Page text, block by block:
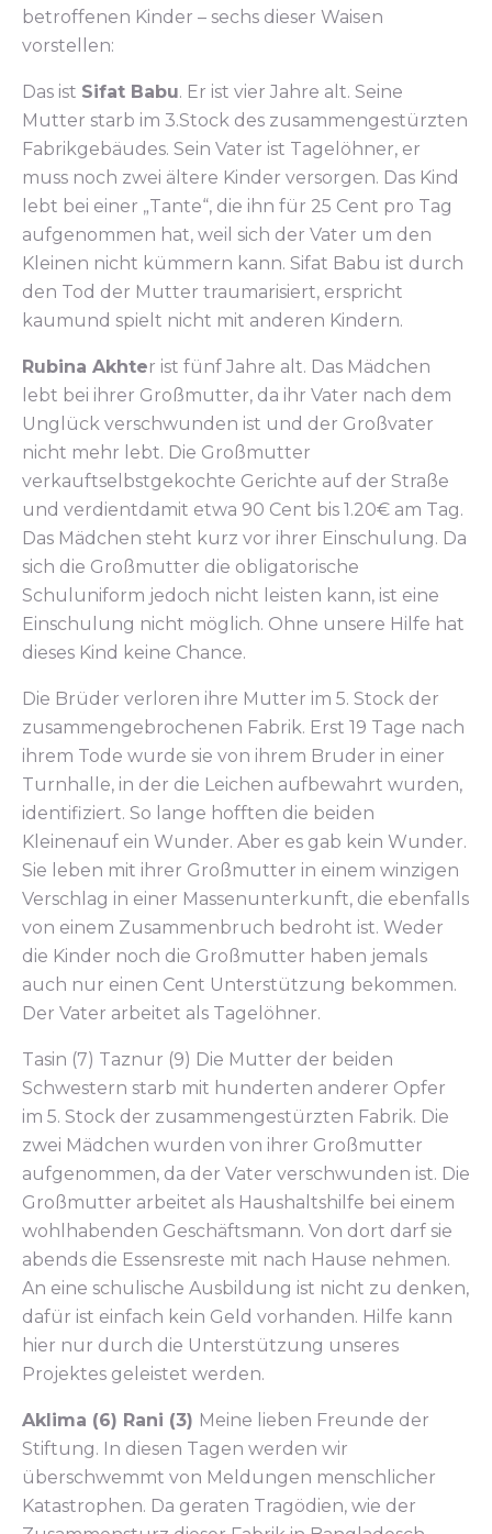
betroffenen Kinder – sechs dieser Waisen
vorstellen:
Das ist Sifat Babu. Er ist vier Jahre alt. Seine
Mutter starb im 3.Stock des zusammengestürzten
Fabrikgebäudes. Sein Vater ist Tagelöhner, er
muss noch zwei ältere Kinder versorgen. Das Kind
lebt bei einer „Tante“, die ihn für 25 Cent pro Tag
aufgenommen hat, weil sich der Vater um den
Kleinen nicht kümmern kann. Sifat Babu ist durch
den Tod der Mutter traumarisiert, erspricht
kaumund spielt nicht mit anderen Kindern.
Rubina Akhter ist fünf Jahre alt. Das Mädchen
lebt bei ihrer Großmutter, da ihr Vater nach dem
Unglück verschwunden ist und der Großvater
nicht mehr lebt. Die Großmutter
verkauftselbstgekochte Gerichte auf der Straße
und verdientdamit etwa 90 Cent bis 1.20€ am Tag.
Das Mädchen steht kurz vor ihrer Einschulung. Da
sich die Großmutter die obligatorische
Schuluniform jedoch nicht leisten kann, ist eine
Einschulung nicht möglich. Ohne unsere Hilfe hat
dieses Kind keine Chance.
Die Brüder verloren ihre Mutter im 5. Stock der
zusammengebrochenen Fabrik. Erst 19 Tage nach
ihrem Tode wurde sie von ihrem Bruder in einer
Turnhalle, in der die Leichen aufbewahrt wurden,
identifiziert. So lange hofften die beiden
Kleinenauf ein Wunder. Aber es gab kein Wunder.
Sie leben mit ihrer Großmutter in einem winzigen
Verschlag in einer Massenunterkunft, die ebenfalls
von einem Zusammenbruch bedroht ist. Weder
die Kinder noch die Großmutter haben jemals
auch nur einen Cent Unterstützung bekommen.
Der Vater arbeitet als Tagelöhner.
Tasin (7) Taznur (9) Die Mutter der beiden
Schwestern starb mit hunderten anderer Opfer
im 5. Stock der zusammengestürzten Fabrik. Die
zwei Mädchen wurden von ihrer Großmutter
aufgenommen, da der Vater verschwunden ist. Die
Großmutter arbeitet als Haushaltshilfe bei einem
wohlhabenden Geschäftsmann. Von dort darf sie
abends die Essensreste mit nach Hause nehmen.
An eine schulische Ausbildung ist nicht zu denken,
dafür ist einfach kein Geld vorhanden. Hilfe kann
hier nur durch die Unterstützung unseres
Projektes geleistet werden.
Aklima (6) Rani (3) Meine lieben Freunde der
Stiftung. In diesen Tagen werden wir
überschwemmt von Meldungen menschlicher
Katastrophen. Da geraten Tragödien, wie der